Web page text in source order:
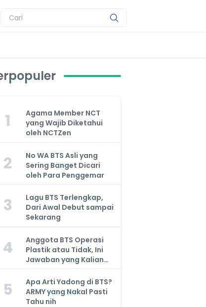
1
Agama Member NCT
yang Wajib Diketahui
oleh NCTZen
2
No WA BTS Asli yang
Sering Banget Dicari
oleh Para Penggemar
3
Lagu BTS Terlengkap,
Dari Awal Debut sampai
Sekarang
4
Anggota BTS Operasi
Plastik atau Tidak, Ini
Jawaban yang Kalian
Cari
5
Apa Arti Yadong di BTS?
ARMY yang Nakal Pasti
Tahu nih